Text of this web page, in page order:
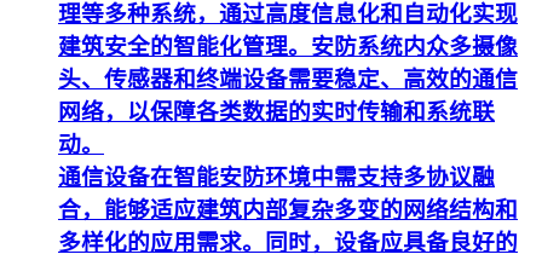
理等多种系统，通过高度信息化和自动化实现
建筑安全的智能化管理。安防系统内众多摄像
头、传感器和终端设备需要稳定、高效的通信
网络，以保障各类数据的实时传输和系统联
动。
通信设备在智能安防环境中需支持多协议融
合，能够适应建筑内部复杂多变的网络结构和
多样化的应用需求。同时，设备应具备良好的